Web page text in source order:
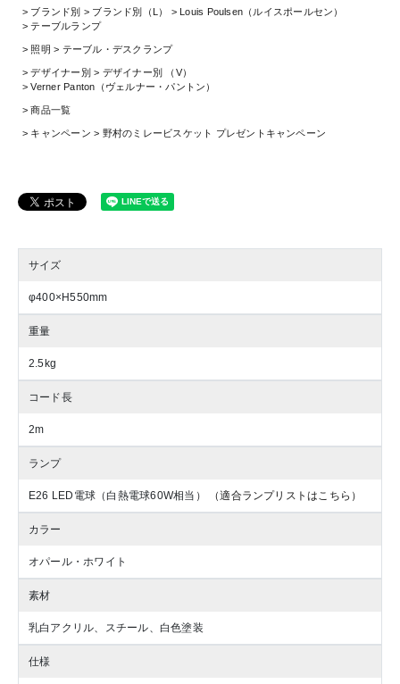
ブランド別 ブランド別（L）
Louis Poulsen（ルイスポールセン）
テーブルランプ
照明 テーブル・デスクランプ
デザイナー別
デザイナー別 （V）
Verner Panton（ヴェルナー・パントン）
商品一覧
キャンペーン 野村のミレービスケット プレゼントキャンペーン
サイズ
φ400×H550mm
重量
2.5kg
コード長
2m
ランプ
E26 LED電球（白熱電球60W相当） （適合ランプリストはこちら）
カラー
オパール・ホワイト
素材
乳白アクリル、スチール、白色塗装
仕様